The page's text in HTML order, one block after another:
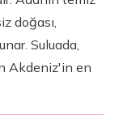
doğası,
Suluada,
Akdeniz'in en